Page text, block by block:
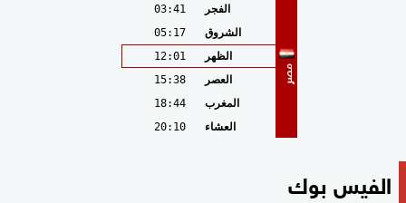
مصر
الفجر
03:41
الشروق
05:17
الظهر
12:01
العصر
15:38
المغرب
18:44
العشاء
20:10
الفيس بوك